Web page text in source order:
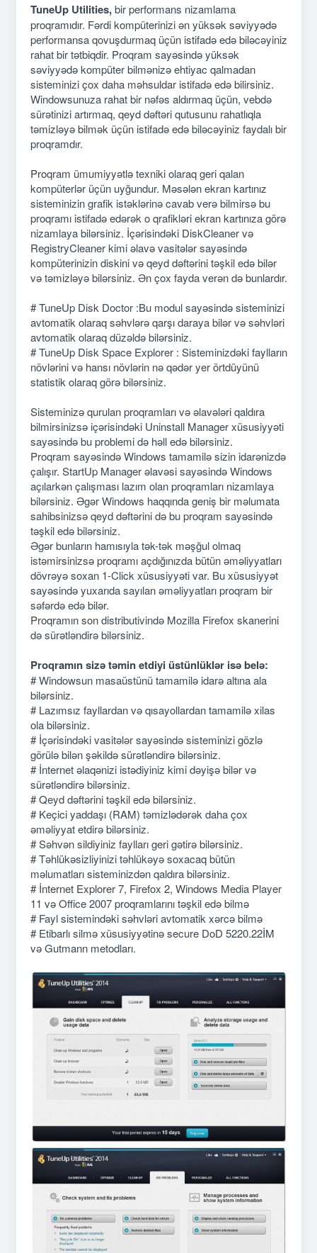
TuneUp Utilities,bir performans nizamlama
proqramıdır. Fərdi kompüterinizi ən yüksək səviyyədə
performansa qovuşdurmaq üçün istifadə edə biləcəyiniz
rahat bir tətbiqdir. Proqram sayəsində yüksək
səviyyədə kompüter bilmənizə ehtiyac qalmadan
sisteminizi çox daha məhsuldar istifadə edə bilirsiniz.
Windowsunuza rahat bir nəfəs aldırmaq üçün, vebdə
sürətinizi artırmaq, qeyd dəftəri qutusunu rahatlıqla
təmizləyə bilmək üçün istifadə edə biləcəyiniz faydalı bir
proqramdır.
Proqram ümumiyyətlə texniki olaraq geri qalan
kompüterlər üçün uyğundur. Məsələn ekran kartınız
sisteminizin grafik istəklərinə cavab verə bilmirsə bu
proqramı istifadə edərək o qrafikləri ekran kartınıza görə
nizamlaya bilərsiniz. İçərisindəki DiskCleaner və
RegistryCleaner kimi əlavə vasitələr sayəsində
kompüterinizin diskini və qeyd dəftərini təşkil edə bilər
və təmizləyə bilərsiniz. Ən çox fayda verən də bunlardır.
# TuneUp Disk Doctor :Bu modul sayəsində sisteminizi
avtomatik olaraq səhvlərə qarşı daraya bilər və səhvləri
avtomatik olaraq düzəldə bilərsiniz.
# TuneUp Disk Space Explorer : Sisteminizdəki faylların
növlərini və hansı növlərin nə qədər yer örtdüyünü
statistik olaraq görə bilərsiniz.
Sisteminizə qurulan proqramları və əlavələri qaldıra
bilmirsinizsə içərisindəki Uninstall Manager xüsusiyyəti
sayəsində bu problemi də həll edə bilərsiniz.
Proqram sayəsində Windows tamamilə sizin idarənizdə
çalışır. StartUp Manager əlavəsi sayəsində Windows
açılarkən çalışması lazım olan proqramları nizamlaya
bilərsiniz. Əgər Windows haqqında geniş bir məlumata
sahibsinizsə qeyd dəftərini də bu proqram sayəsində
təşkil edə bilərsiniz.
Əgər bunların hamısıyla tək-tək məşğul olmaq
istəmirsinizsə proqramı açdığınızda bütün əməliyyatları
dövrəyə soxan 1-Click xüsusiyyəti var. Bu xüsusiyyət
sayəsində yuxarıda sayılan əməliyyatları proqram bir
səfərdə edə bilər.
Proqramın son distributivində Mozilla Firefox skanerini
də sürətləndirə bilərsiniz.
Proqramın sizə təmin etdiyi üstünlüklər isə belə:
# Windowsun masaüstünü tamamilə idarə altına ala
bilərsiniz.
# Lazımsız fayllardan və qısayollardan tamamilə xilas
ola bilərsiniz.
# İçərisindəki vasitələr sayəsində sisteminizi gözlə
görülə bilən şəkildə sürətləndirə bilərsiniz.
# İnternet əlaqənizi istədiyiniz kimi dəyişə bilər və
sürətləndirə bilərsiniz.
# Qeyd dəftərini təşkil edə bilərsiniz.
# Keçici yaddaşı (RAM) təmizlədərək daha çox
əməliyyat etdirə bilərsiniz.
# Səhvən sildiyiniz faylları geri gətirə bilərsiniz.
# Təhlükəsizliyinizi təhlükəyə soxacaq bütün
məlumatları sisteminizdən qaldıra bilərsiniz.
# İnternet Explorer 7, Firefox 2, Windows Media Player
11 və Office 2007 proqramlarını təşkil edə bilmə
# Fayl sistemindəki səhvləri avtomatik xərcə bilmə
# Etibarlı silmə xüsusiyyətinə secure DoD 5220.22İM
və Gutmann metodları.